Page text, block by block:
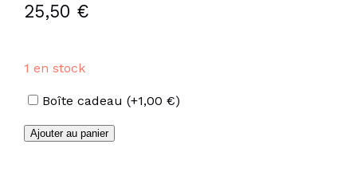
25,50 €
1 en stock
Options
Boîte cadeau (+1,00 €)
quantité
Ajouter au panier